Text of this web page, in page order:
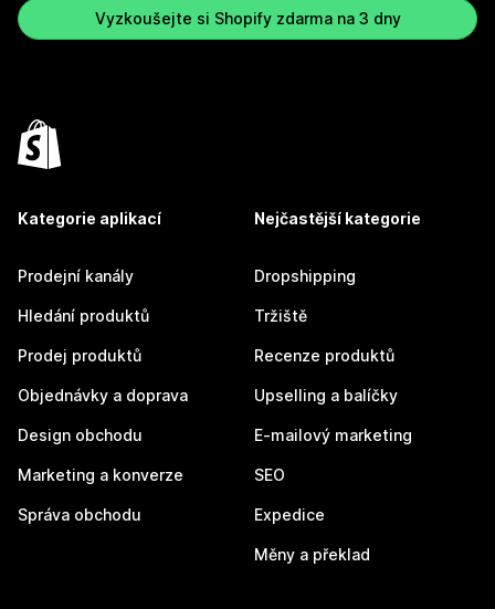
Vyzkoušejte si Shopify zdarma na 3 dny
Kategorie aplikací
Prodejní kanály
Hledání produktů
Prodej produktů
Objednávky a doprava
Design obchodu
Marketing a konverze
Správa obchodu
Nejčastější kategorie
Dropshipping
Tržiště
Recenze produktů
Upselling a balíčky
E-mailový marketing
SEO
Expedice
Měny a překlad